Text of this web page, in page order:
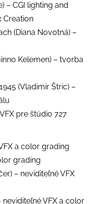
– CGI lighting and
Creation
(Diana Novotná) –
Kelemen) – tvorba
(Vladimír Štric) –
pre štúdio 727
a color grading
grading
– neviditeľné VFX
neviditeľné VFX a color